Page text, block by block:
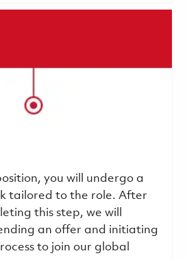
you will undergo a
tailored to the role. After
this step, we will
an offer and initiating
to join our global